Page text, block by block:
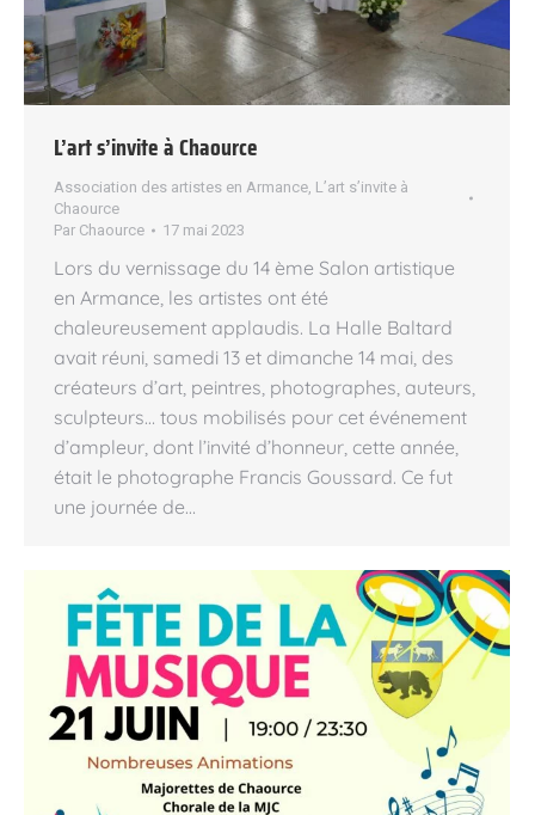
L’art s’invite à Chaource
Association des artistes en Armance, L’art s’invite à
Chaource
Par Chaource 17 mai 2023
Lors du vernissage du 14 ème Salon artistique
en Armance, les artistes ont été
chaleureusement applaudis. La Halle Baltard
avait réuni, samedi 13 et dimanche 14 mai, des
créateurs d’art, peintres, photographes, auteurs,
sculpteurs… tous mobilisés pour cet événement
d’ampleur, dont l’invité d’honneur, cette année,
était le photographe Francis Goussard. Ce fut
une journée de…